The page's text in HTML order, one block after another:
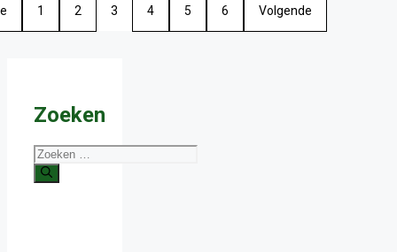
1 2 3 4 5 6 Volgende
Zoeken
Zoek
naar: